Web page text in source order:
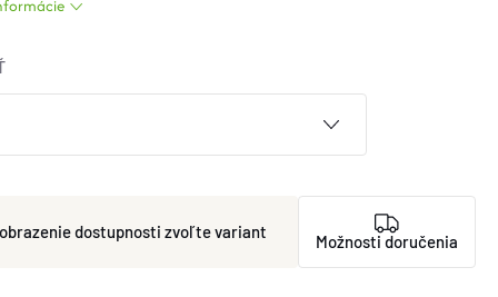
zvoľte variant Možnosti doručenia